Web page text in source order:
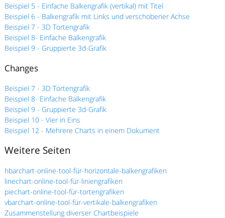
Beispiel 5 - Einfache Balkengrafik (vertikal) mit Titel
Beispiel 6 - Balkengrafik mit Links und verschobener Achse
Beispiel 7 - 3D Tortengrafik
Beispiel 8- Einfache Balkengrafik
Beispiel 9 - Gruppierte 3d-Grafik
Changes
Beispiel 7 - 3D Tortengrafik
Beispiel 8- Einfache Balkengrafik
Beispiel 9 - Gruppierte 3d-Grafik
Beispiel 10 - Vier in Eins
Beispiel 12 - Mehrere Charts in einem Dokument
Weitere Seiten
hbarchart-online-tool-für-horizontale-balkengrafiken
linechart-online-tool-für-liniengrafiken
piechart-online-tool-für-tortengrafiken
vbarchart-online-tool-für-vertikale-balkengrafiken
Zusammenstellung diverser Chartbeispiele